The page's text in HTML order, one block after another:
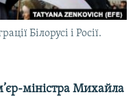
Білорусі і Росії.
міністра Михайла